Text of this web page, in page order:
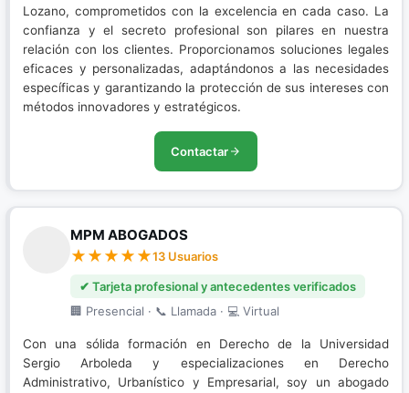
Lozano, comprometidos con la excelencia en cada caso. La
confianza y el secreto profesional son pilares en nuestra
relación con los clientes. Proporcionamos soluciones legales
eficaces y personalizadas, adaptándonos a las necesidades
específicas y garantizando la protección de sus intereses con
métodos innovadores y estratégicos.
Contactar
MPM ABOGADOS
13 Usuarios
✔ Tarjeta profesional y antecedentes verificados
🏢 Presencial · 📞 Llamada · 💻 Virtual
Con una sólida formación en Derecho de la Universidad
Sergio Arboleda y especializaciones en Derecho
Administrativo, Urbanístico y Empresarial, soy un abogado